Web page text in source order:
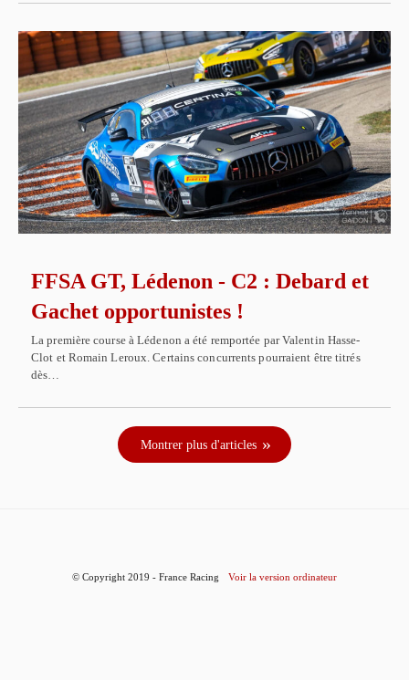
FFSA GT, Lédenon - C2 : Debard et
Gachet opportunistes !
La première course à Lédenon a été remportée par Valentin Hasse-
Clot et Romain Leroux. Certains concurrents pourraient être titrés
dès…
Montrer plus d'articles
© Copyright 2019 - France Racing Voir la version ordinateur